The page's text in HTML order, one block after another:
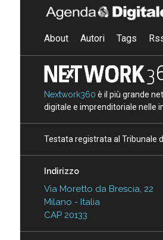
About Autori Tags
Nextwork360 è il più grande
digitale e imprenditoriale nelle
Testata registrata al Tribunale
Indirizzo
Via Moretto da Brescia, 22
Milano - Italia
CAP 20133